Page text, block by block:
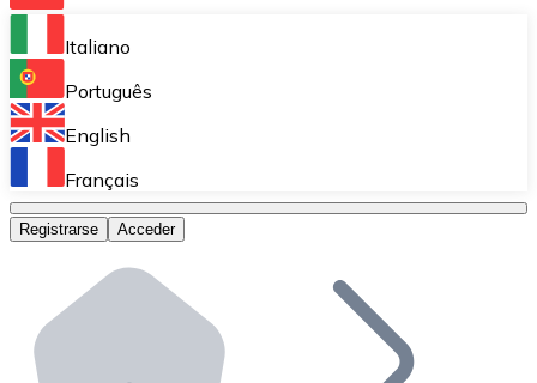
Bitnovo Ramp
Integra nuestra solución en tu plataforma.
Bitnovo Giftcards
Bitnovo OTC
Bitnovo ATM
Integra un ATM Bitnovo en tu negocio y permite que
Italiano
Português
English
Français
Registrarse Acceder